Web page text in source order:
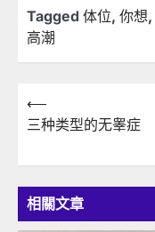
Tagged 体位, 你想,
高潮
文
章
導
覽
⟵
三种类型的无睾症
相關文章